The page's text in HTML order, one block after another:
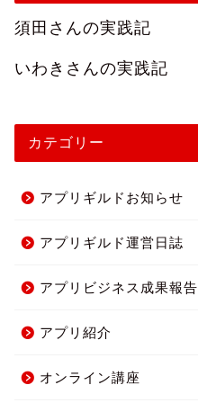
須田さんの実践記
いわきさんの実践記
カテゴリー
アプリギルドお知らせ
アプリギルド運営日誌
アプリビジネス成果報告
アプリ紹介
オンライン講座